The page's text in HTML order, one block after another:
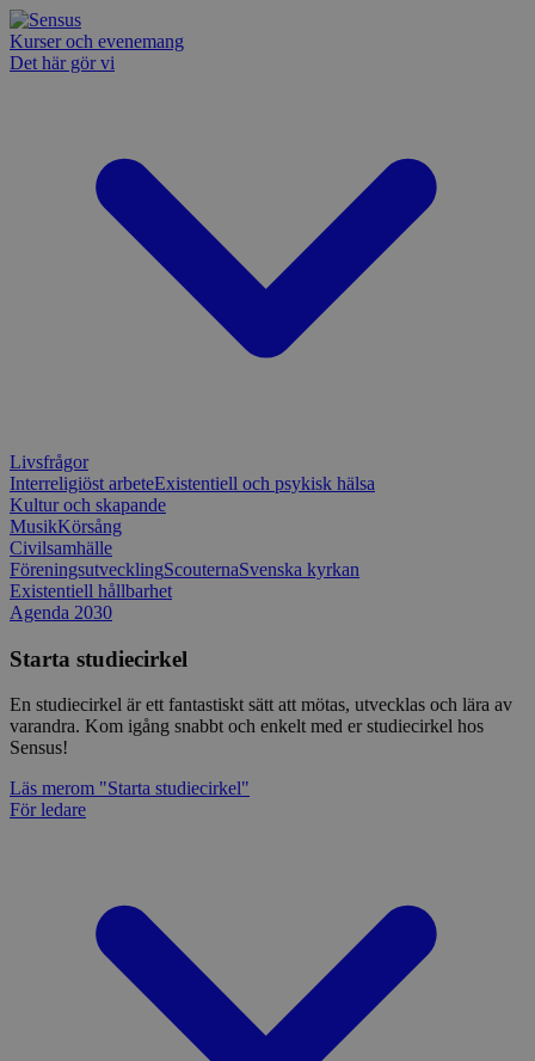
Kurser och evenemang
Det här gör vi
Livsfrågor
Interreligiöst arbeteExistentiell och psykisk hälsa
Kultur och skapande
MusikKörsång
Civilsamhälle
FöreningsutvecklingScouternaSvenska kyrkan
Existentiell hållbarhet
Agenda 2030
Starta studiecirkel
En studiecirkel är ett fantastiskt sätt att mötas, utvecklas och lära av
varandra. Kom igång snabbt och enkelt med er studiecirkel hos
Sensus!
Läs merom "Starta studiecirkel"
För ledare